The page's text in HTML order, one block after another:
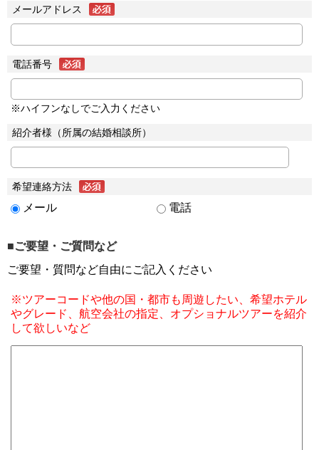
メールアドレス
電話番号
※ハイフンなしでご入力ください
紹介者様（所属の結婚相談所）
希望連絡方法
メール 電話
■ご要望・ご質問など
ご要望・質問など自由にご記入ください
※ツアーコードや他の国・都市も周遊したい、希望ホテル
やグレード、航空会社の指定、オプショナルツアーを紹介
して欲しいなど